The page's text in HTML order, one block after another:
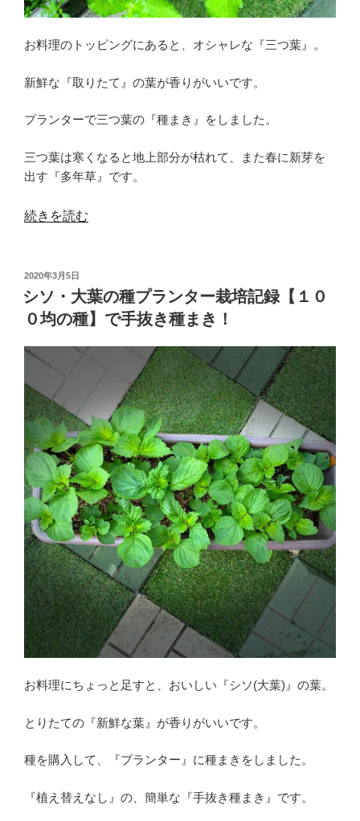
育
方
種
き
培
記
の
お料理のトッピングにあると、オシャレな『三つ葉』。
新鮮な『取りたて』の葉が香りがいいです。
プランターで三つ葉の『種まき』をしました。
三つ葉は寒くなると地上部分が枯れて、また春に新芽を
出す『多年草』です。
“三
の
プ
ラ
タ
ー
栽
培
【種
ま
き】
＆
育
て
方
が
簡
単！
初
者
に
す
め”
続きを読む
投
稿
日:
2020年3月5日
シソ・大葉の種プランター栽培記録【１０
０均の種】で手抜き種まき！
お料理にちょっと足すと、おいしい『シソ(大葉)』の葉。
とりたての『新鮮な葉』が香りがいいです。
種を購入して、『プランター』に種まきをしました。
『植え替えなし』の、簡単な『手抜き種まき』です。